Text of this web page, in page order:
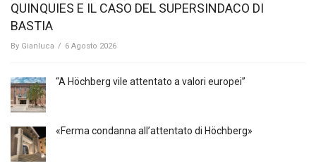
QUINQUIES E IL CASO DEL SUPERSINDACO DI
BASTIA
By Gianluca / 6 Agosto 2026
“A Höchberg vile attentato a valori europei”
«Ferma condanna all’attentato di Höchberg»